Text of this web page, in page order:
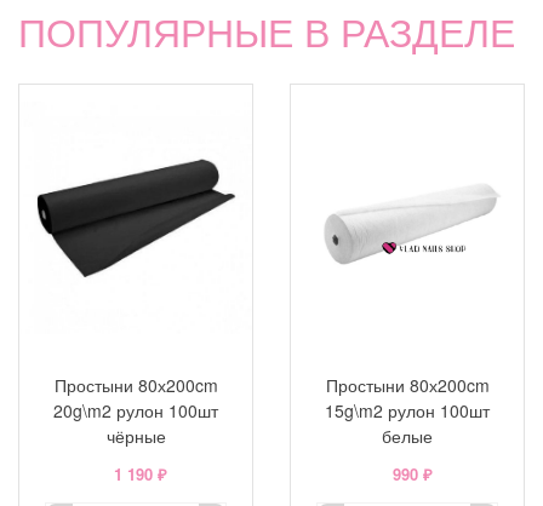
ПОПУЛЯРНЫЕ В РАЗДЕЛЕ
Простыни 80х200cm
20g\m2 рулон 100шт
чёрные
1 190 ₽
Простыни 80х200cm
15g\m2 рулон 100шт
белые
990 ₽